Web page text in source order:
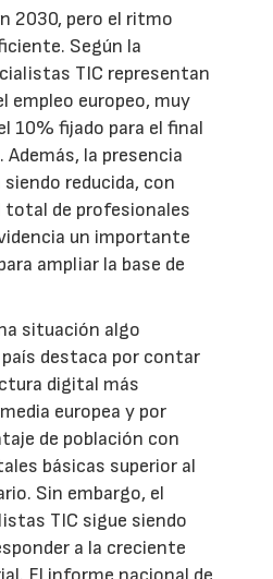
2030, pero el ritmo
Según la
TIC representan
empleo europeo, muy
10% fijado para el final
Además, la presencia
reducida, con
total de profesionales
un importante
ampliar la base de
situación algo
destaca por contar
digital más
europea y por
de población con
básicas superior al
Sin embargo, el
TIC sigue siendo
a la creciente